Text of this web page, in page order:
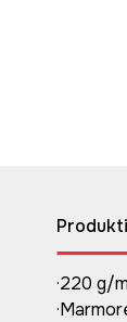
·220 g/